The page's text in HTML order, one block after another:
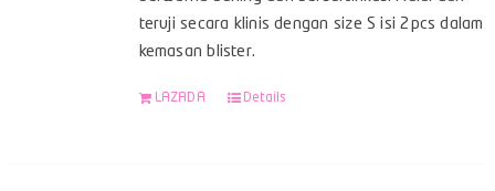
teruji secara klinis dengan size S isi 2pcs dalam
kemasan blister.
LAZADA Details